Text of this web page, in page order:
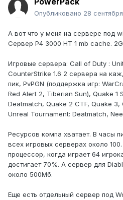
Опубликовано 28
А вот что у меня на сервере под
Сервер P4 3000 HT 1 mb cache.
Игровые сервера: Call of Duty :
CounterStrike 1.6 2 сервера на
пик, PvPGN (поддержка игр:
Red Alert 2, Tiberian Sun), Quake 1
Deatmatch, Quake 2 CTF, Quake 3,
Unreal Tournament: Deatmatch,
Ресурсов компа хватает. В часы
всех игровых серверах около
процессор, когда играет 64
достигает 70%. А сервер для
около 500Мб.
Еще есть отдельный сервер под